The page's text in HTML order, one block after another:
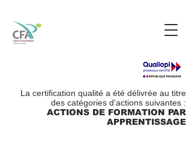
La certification qualité a été délivrée au titre
des catégories d'actions suivantes :
ACTIONS DE FORMATION PAR
APPRENTISSAGE